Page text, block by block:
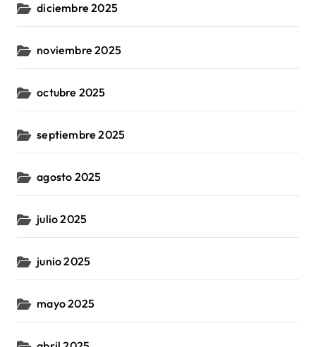
diciembre 2025
noviembre 2025
octubre 2025
septiembre 2025
agosto 2025
julio 2025
junio 2025
mayo 2025